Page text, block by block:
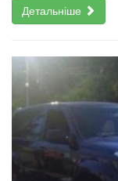
Детальніше